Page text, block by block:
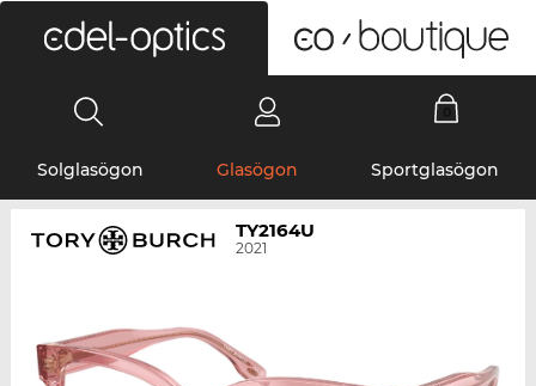
Solglasögon Glasögon Sportglasögon
TY2164U
2021